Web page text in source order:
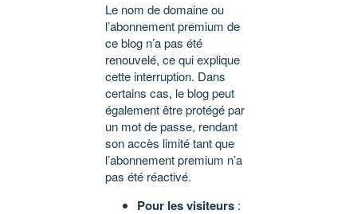
Le nom de domaine ou
l’abonnement premium de
ce blog n’a pas été
renouvelé, ce qui explique
cette interruption. Dans
certains cas, le blog peut
également être protégé par
un mot de passe, rendant
son accès limité tant que
l’abonnement premium n’a
pas été réactivé.
Pour les visiteurs :